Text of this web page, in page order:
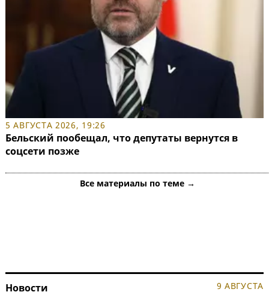
5 АВГУСТА 2026, 19:26
Бельский пообещал, что депутаты вернутся в
соцсети позже
Все материалы по теме →
Новости 9 АВГУСТА